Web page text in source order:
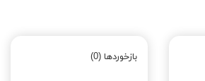
بازخوردها (0)